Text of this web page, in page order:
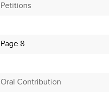
Petitions
Page 8
Oral Contribution